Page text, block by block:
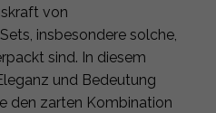
von
insbesondere solche,
sind. In diesem
und Bedeutung
den zarten Kombination